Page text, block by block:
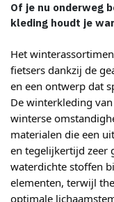
Of je nu onderweg
kleding houdt je
Het
fietsers dankzij de
en een ontwerp dat
De winterkleding
winterse
materialen die een
en tegelijkertijd zeer
waterdichte stoffen
elementen, terwijl
optimale